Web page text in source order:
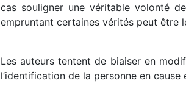
cas souligner une véritable volonté
empruntant certaines vérités peut être
Les auteurs tentent de biaiser en
l’identification de la personne en cause